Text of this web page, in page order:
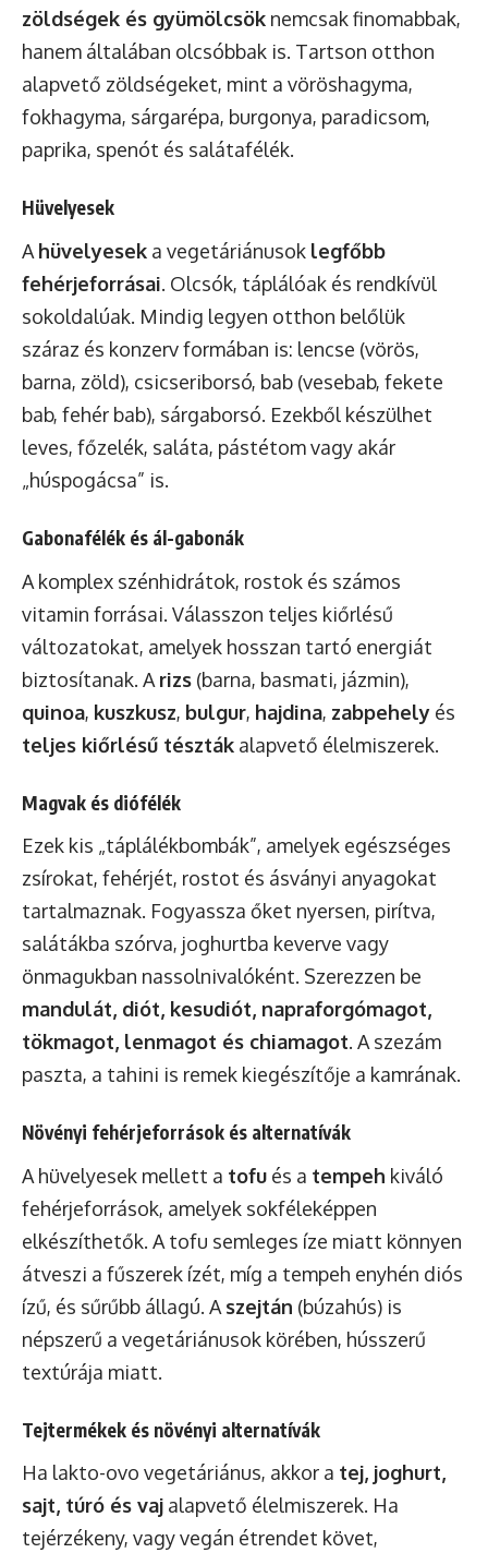
zöldségek és gyümölcsök nemcsak finomabbak,
hanem általában olcsóbbak is. Tartson otthon
alapvető zöldségeket, mint a vöröshagyma,
fokhagyma, sárgarépa, burgonya, paradicsom,
paprika, spenót és salátafélék.
Hüvelyesek
A hüvelyesek a vegetáriánusok legfőbb
fehérjeforrásai. Olcsók, táplálóak és rendkívül
sokoldalúak. Mindig legyen otthon belőlük
száraz és konzerv formában is: lencse (vörös,
barna, zöld), csicseriborsó, bab (vesebab, fekete
bab, fehér bab), sárgaborsó. Ezekből készülhet
leves, főzelék, saláta, pástétom vagy akár
„húspogácsa” is.
Gabonafélék és ál-gabonák
A komplex szénhidrátok, rostok és számos
vitamin forrásai. Válasszon teljes kiőrlésű
változatokat, amelyek hosszan tartó energiát
biztosítanak. A rizs (barna, basmati, jázmin),
quinoa, kuszkusz, bulgur, hajdina, zabpehely és
teljes kiőrlésű tészták alapvető élelmiszerek.
Magvak és diófélék
Ezek kis „táplálékbombák”, amelyek egészséges
zsírokat, fehérjét, rostot és ásványi anyagokat
tartalmaznak. Fogyassza őket nyersen, pirítva,
salátákba szórva, joghurtba keverve vagy
önmagukban nassolnivalóként. Szerezzen be
mandulát, diót, kesudiót, napraforgómagot,
tökmagot, lenmagot és chiamagot. A szezám
paszta, a tahini is remek kiegészítője a kamrának.
Növényi fehérjeforrások és alternatívák
A hüvelyesek mellett a tofu és a tempeh kiváló
fehérjeforrások, amelyek sokféleképpen
elkészíthetők. A tofu semleges íze miatt könnyen
átveszi a fűszerek ízét, míg a tempeh enyhén diós
ízű, és sűrűbb állagú. A szejtán (búzahús) is
népszerű a vegetáriánusok körében, hússzerű
textúrája miatt.
Tejtermékek és növényi alternatívák
Ha lakto-ovo vegetáriánus, akkor a tej, joghurt,
sajt, túró és vaj alapvető élelmiszerek. Ha
tejérzékeny, vagy vegán étrendet követ,